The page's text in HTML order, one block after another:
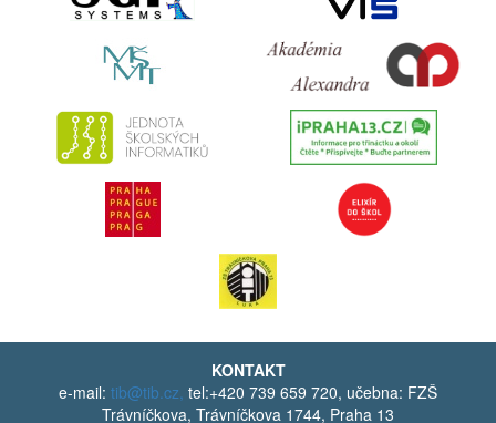
KONTAKT
e-mail: tib@tib.cz, tel:+420 739 659 720, učebna: FZŠ
Trávníčkova, Trávníčkova 1744, Praha 13